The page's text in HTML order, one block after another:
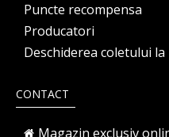
Puncte recompensa
Producatori
Deschiderea coletului
CONTACT
Magazin exclusiv